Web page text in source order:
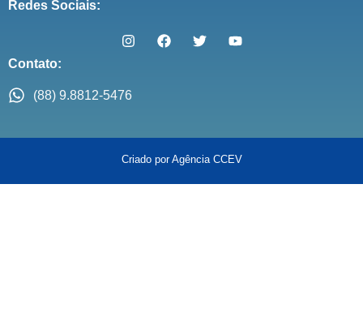
Redes Sociais:
Contato:
(88) 9.8812-5476
Criado por Agência CCEV